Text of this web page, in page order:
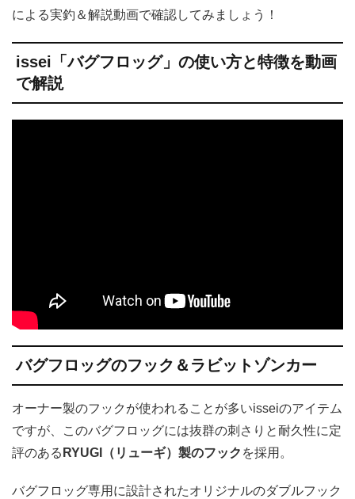
による実釣＆解説動画で確認してみましょう！
issei「バグフロッグ」の使い方と特徴を動画
で解説
バグフロッグのフック＆ラビットゾンカー
オーナー製のフックが使われることが多いisseiのアイテム
ですが、このバグフロッグには抜群の刺さりと耐久性に定
評のある RYUGI（リューギ）製のフック を採用。
バグフロッグ専用に設計されたオリジナルのダブルフック